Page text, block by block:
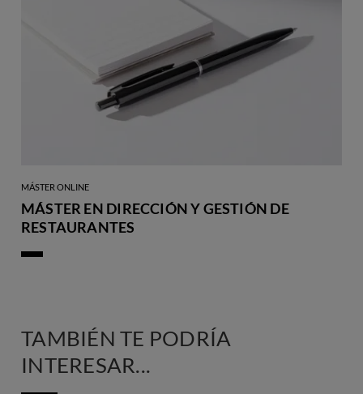
MÁSTER ONLINE
MÁSTER EN DIRECCIÓN Y GESTIÓN DE
RESTAURANTES
TAMBIÉN TE PODRÍA
INTERESAR...